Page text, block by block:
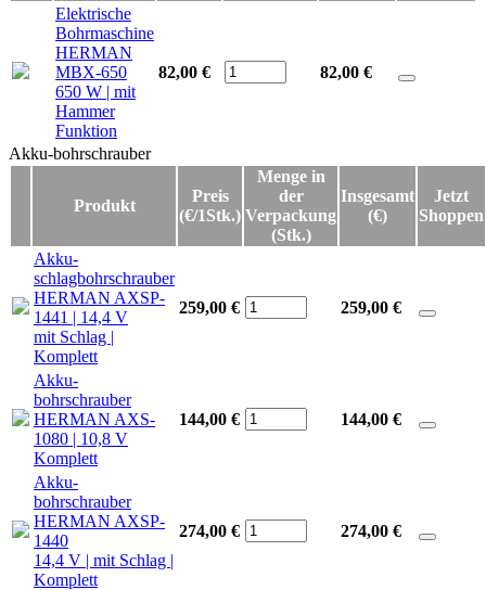
Elektrische
Bohrmaschine
HERMAN
MBX-650
650 W | mit
Hammer
Funktion
82,00 € 82,00 €
Akku-bohrschrauber
Akku-bohrschrauber
Produkt
Preis
(€/1Stk.)
Menge in
der
Verpackung
(Stk.)
Insgesamt
(€)
Jetzt
Shoppen
Akku-
schlagbohrschrauber
HERMAN AXSP-
1441 | 14,4 V
mit Schlag |
Komplett
259,00 € 259,00 €
Akku-
bohrschrauber
HERMAN AXS-
1080 | 10,8 V
Komplett
144,00 € 144,00 €
Akku-
bohrschrauber
HERMAN AXSP-
1440
14,4 V | mit Schlag |
Komplett
274,00 € 274,00 €